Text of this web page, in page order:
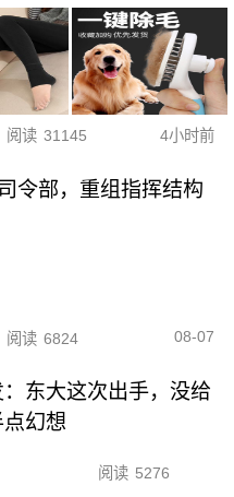
阅读 31145 4小时前
令部，重组指挥结构
阅读 6824 08-07
东大这次出手，没给
幻想
阅读 5276